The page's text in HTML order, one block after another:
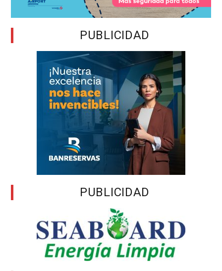
PUBLICIDAD
PUBLICIDAD